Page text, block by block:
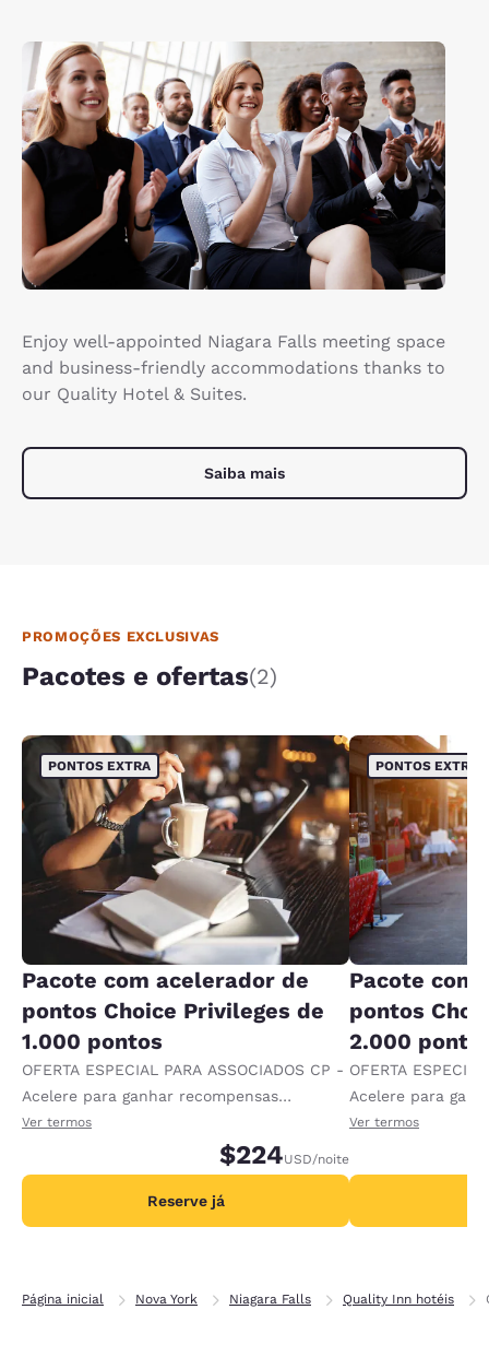
Enjoy well-appointed Niagara Falls meeting space
and business-friendly accommodations thanks to
our Quality Hotel & Suites.
Saiba mais
PROMOÇÕES EXCLUSIVAS
Pacotes e ofertas(2)
PONTOS EXTRA
Pacote com acelerador de
pontos Choice Privileges de
1.000 pontos
OFERTA ESPECIAL PARA ASSOCIADOS CP -
Acelere para ganhar recompensas
recebendo 1.000 pontos extras por diária.
Ver termos
$224USD/noite
Reserve já
PONTOS EXTRA
Pacote com
pontos
2.000
OFERTA
Acelere para
recebendo 2.000
Ver termos
Página inicial Nova York Niagara Falls Quality Inn hotéis